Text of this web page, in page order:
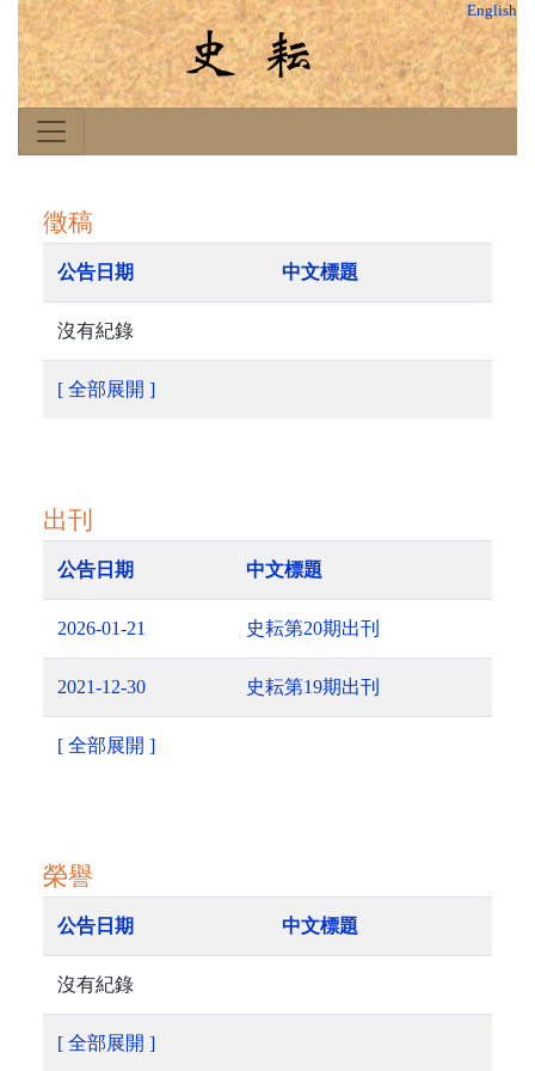
English
徵稿
公告日期 中文標題
沒有紀錄
[ 全部展開 ]
出刊
公告日期 中文標題
2026-01-21 史耘第20期出刊
2021-12-30 史耘第19期出刊
[ 全部展開 ]
榮譽
公告日期 中文標題
沒有紀錄
[ 全部展開 ]